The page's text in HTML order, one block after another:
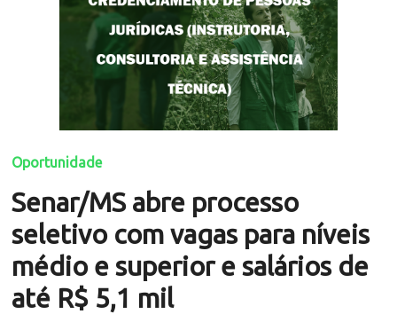
Oportunidade
Senar/MS abre processo
seletivo com vagas para níveis
médio e superior e salários de
até R$ 5,1 mil